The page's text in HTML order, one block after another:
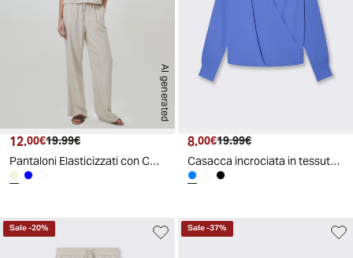
AI generated
Prezzo attuale
12.00€ Prezzo originale
19.99€
Pantaloni Elasticizzati con Coulisse e Tasche - Sabbia
Prezzo attuale
8.00€ Prezzo originale
19.99€
Casacca incrociata in tessuto leggero - Celeste polvere
Sale-20% Sale-37%